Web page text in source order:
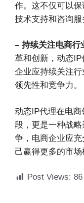
作。这不仅可以
技术支持和咨询服
– 持续关注电商行
革和创新，动态IP
企业应持续关注
领先性和竞争力。
动态IP代理在电
段，更是一种战
争，电商企业应
己赢得更多的市场
Post Views: 86